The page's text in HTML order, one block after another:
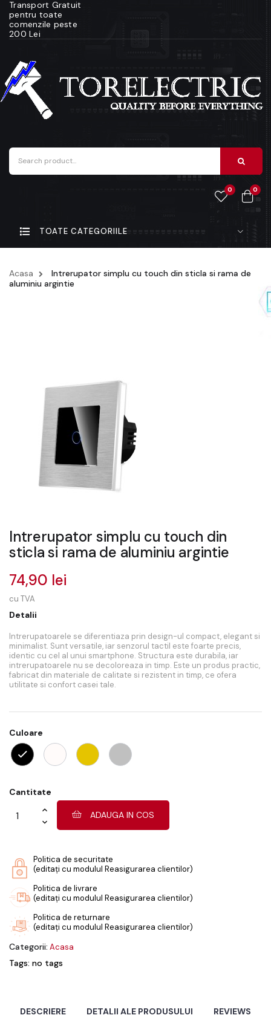
Transport Gratuit
pentru toate
comenzile peste
200 Lei
0 0
TOATE CATEGORIILE
Acasa
Intrerupator simplu cu touch din sticla si rama de
aluminiu argintie
Intrerupator simplu cu touch din
sticla si rama de aluminiu argintie
74,90 lei
cu TVA
Detalii
Intrerupatoarele se diferentiaza prin design-ul compact, elegant si
minimalist. Sunt versatile, iar senzorul tactil este foarte precis,
identic cu cel al unui smartphone. Structura este durabila, iar
intrerupatoarele nu se decoloreaza in timp. Este un produs practic,
fabricat din materiale de calitate si rezistent in timp, ce ofera
utilitate si confort casei tale.
Culoare
Cantitate
ADAUGA IN COS
Politica de securitate
(editați cu modulul Reasigurarea clientilor)
Politica de livrare
(editați cu modulul Reasigurarea clientilor)
Politica de returnare
(editați cu modulul Reasigurarea clientilor)
Categorii: Acasa
Tags: no tags
DESCRIERE DETALII ALE PRODUSULUI REVIEWS